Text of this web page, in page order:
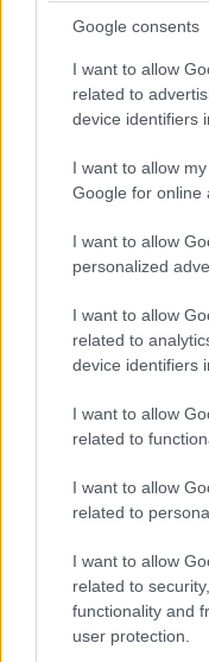
Google consents
I want to allow
related to
device identifiers
I want to allow
Google for online
I want to allow
personalized
I want to allow
related to
device identifiers
I want to allow
related to
I want to allow
related to
I want to allow
related to
functionality and
user protection.
megismerjék a
változat
volt híres, hogy
rendszereket és
Romana pedig a
állítja a középpontba.
Akik pedig már
császárság
szerezhetik meg a
megjelenés
Nem akarsz
Rengeteg hír és
jön szembe GSO-n
hogy naprakész
Kijelentem, hogy az